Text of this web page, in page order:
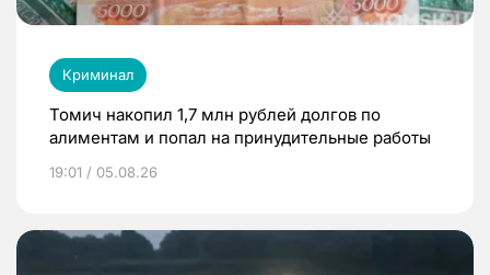
Криминал
Томич накопил 1,7 млн рублей долгов по
алиментам и попал на принудительные работы
19:01 / 05.08.26